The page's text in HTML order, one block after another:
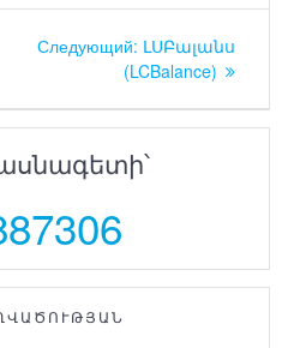
Следующий: Следующая
запись:
ԼՍԲալանս
(LCBalance)